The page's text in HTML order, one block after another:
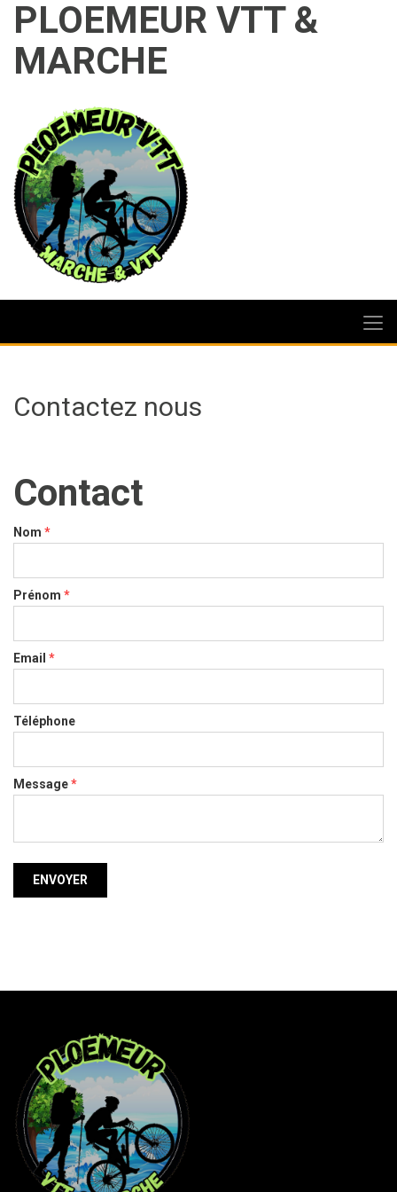
PLOEMEUR VTT &
MARCHE
Contactez nous
Contact
Nom *
Prénom *
Email *
Téléphone
Message*
ENVOYER